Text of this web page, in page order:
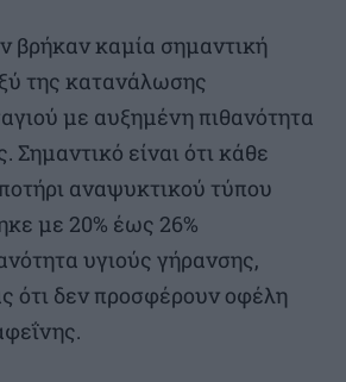
βρήκαν καμία σημαντική
της κατανάλωσης
με αυξημένη πιθανότητα
Σημαντικό είναι ότι κάθε
αναψυκτικού τύπου
με 20% έως 26%
υγιούς γήρανσης,
ότι δεν προσφέρουν οφέλη